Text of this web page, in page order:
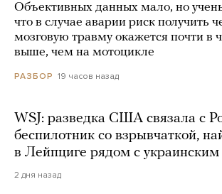
Объективных данных мало, но
что в случае аварии риск получить
мозговую травму окажется почти в
выше, чем на мотоцикле
РАЗБОР 19 часов назад
WSJ: разведка США связала с
беспилотник со взрывчаткой,
в Лейпциге рядом с
2 дня назад